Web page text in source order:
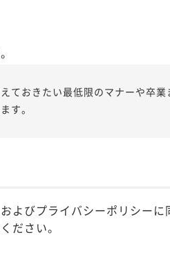
ておきたい最低限のマナーや卒
す。
よびプライバシーポリシーに
ださい。